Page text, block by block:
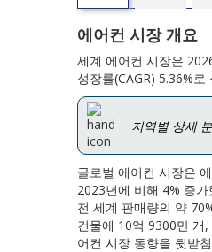
에어컨 시장 개요
세계 에어컨 시장은
성장률(CAGR) 5.36%
지역별 상세
글로벌 에어컨 시장은
2023년에 비해 4% 증
전 세계 판매량의 약
건물에 10억 9300만 개
어컨 시장 동향을 뒷받